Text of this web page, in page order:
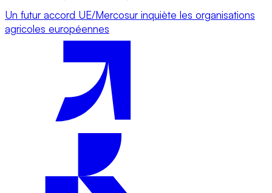
Un futur accord UE/Mercosur inquiète les organisations
agricoles européennes